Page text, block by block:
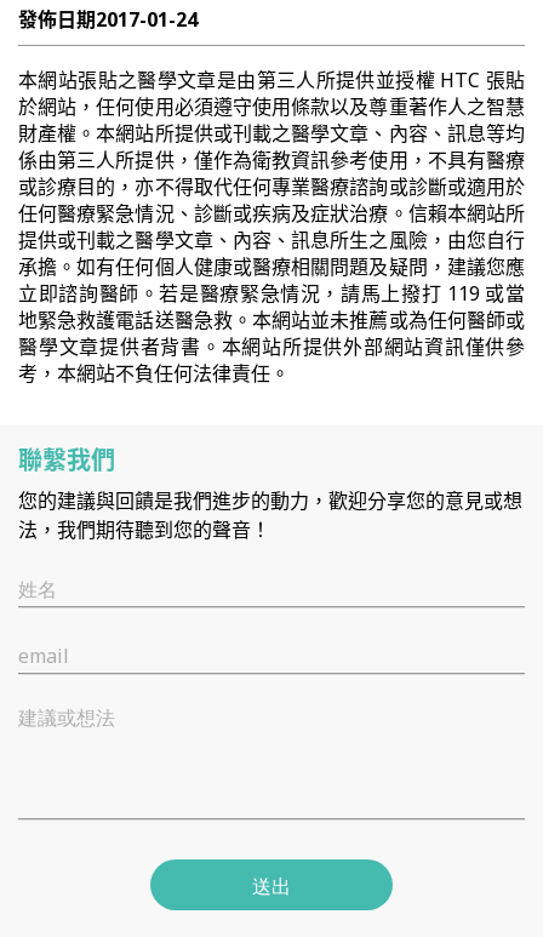
發佈日期2017-01-24
本網站張貼之醫學文章是由第三人所提供並授權 HTC 張貼
於網站，任何使用必須遵守使用條款以及尊重著作人之智慧
財產權。本網站所提供或刊載之醫學文章、內容、訊息等均
係由第三人所提供，僅作為衛教資訊參考使用，不具有醫療
或診療目的，亦不得取代任何專業醫療諮詢或診斷或適用於
任何醫療緊急情況、診斷或疾病及症狀治療。信賴本網站所
提供或刊載之醫學文章、內容、訊息所生之風險，由您自行
承擔。如有任何個人健康或醫療相關問題及疑問，建議您應
立即諮詢醫師。若是醫療緊急情況，請馬上撥打 119 或當
地緊急救護電話送醫急救。本網站並未推薦或為任何醫師或
醫學文章提供者背書。本網站所提供外部網站資訊僅供參
考，本網站不負任何法律責任。
聯繫我們
您的建議與回饋是我們進步的動力，歡迎分享您的意見或想
法，我們期待聽到您的聲音！
姓名
email
建議或想法
送出